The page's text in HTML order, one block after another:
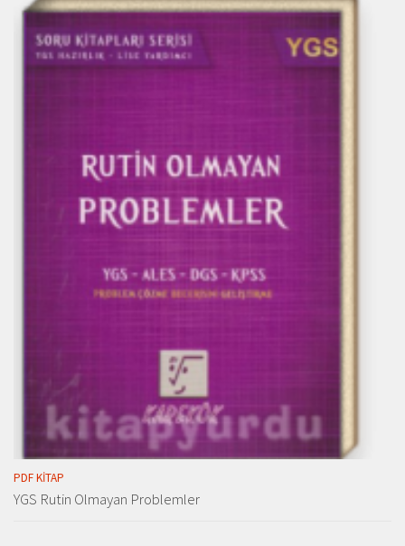
PDF KITAP
YGS Rutin Olmayan Problemler